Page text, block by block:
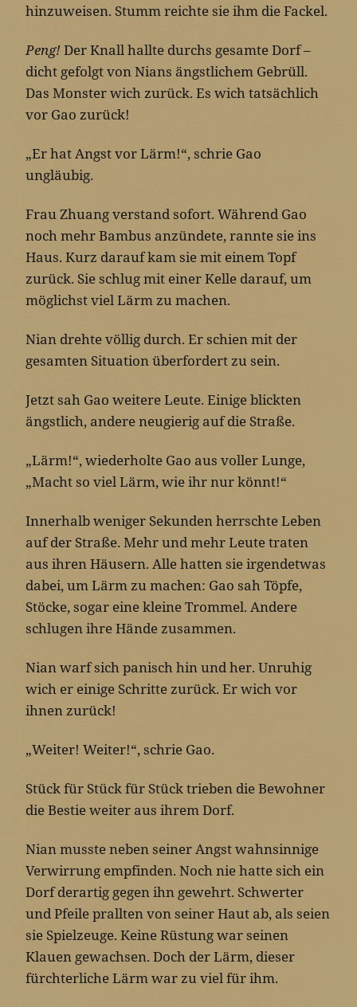
hinzuweisen. Stumm reichte sie ihm die Fackel.
Peng!Der Knall hallte durchs gesamte Dorf –
dicht gefolgt von Nians ängstlichem Gebrüll.
Das Monster wich zurück. Es wich tatsächlich
vor Gao zurück!
„Er hat Angst vor Lärm!“, schrie Gao
ungläubig.
Frau Zhuang verstand sofort. Während Gao
noch mehr Bambus anzündete, rannte sie ins
Haus. Kurz darauf kam sie mit einem Topf
zurück. Sie schlug mit einer Kelle darauf, um
möglichst viel Lärm zu machen.
Nian drehte völlig durch. Er schien mit der
gesamten Situation überfordert zu sein.
Jetzt sah Gao weitere Leute. Einige blickten
ängstlich, andere neugierig auf die Straße.
„Lärm!“, wiederholte Gao aus voller Lunge,
„Macht so viel Lärm, wie ihr nur könnt!“
Innerhalb weniger Sekunden herrschte Leben
auf der Straße. Mehr und mehr Leute traten
aus ihren Häusern. Alle hatten sie irgendetwas
dabei, um Lärm zu machen: Gao sah Töpfe,
Stöcke, sogar eine kleine Trommel. Andere
schlugen ihre Hände zusammen.
Nian warf sich panisch hin und her. Unruhig
wich er einige Schritte zurück. Er wich vor
ihnen zurück!
„Weiter! Weiter!“, schrie Gao.
Stück für Stück für Stück trieben die Bewohner
die Bestie weiter aus ihrem Dorf.
Nian musste neben seiner Angst wahnsinnige
Verwirrung empfinden. Noch nie hatte sich ein
Dorf derartig gegen ihn gewehrt. Schwerter
und Pfeile prallten von seiner Haut ab, als seien
sie Spielzeuge. Keine Rüstung war seinen
Klauen gewachsen. Doch der Lärm, dieser
fürchterliche Lärm war zu viel für ihm.